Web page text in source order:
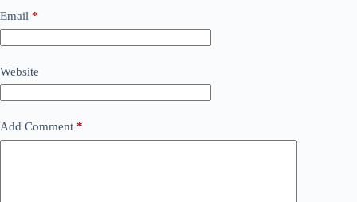
Email *
Website
Add Comment *